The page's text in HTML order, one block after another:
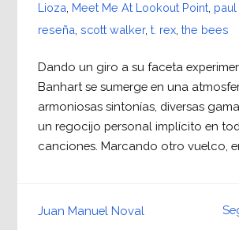
Lioza Meet Me At Lookout Point,
reseña scott walker, t. rex, the bees
Dando un giro a su faceta
Banhart se sumerge en una
armoniosas sintonías, diversas
un regocijo personal implícito en
canciones. Marcando otro vuelco,
Juan Manuel Noval